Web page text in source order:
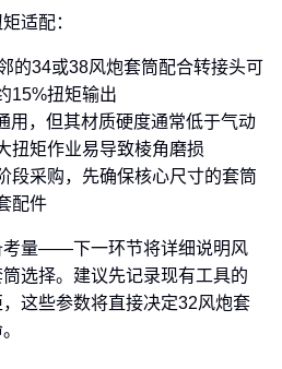
适配：
的34或38风炮套筒配合转接头可
15%扭矩输出
用，但其材质硬度通常低于气动
扭矩作业易导致棱角磨损
段采购，先确保核心尺寸的套筒
配件
考量——下一环节将详细说明风
选择。建议先记录现有工具的
这些参数将直接决定32风炮套